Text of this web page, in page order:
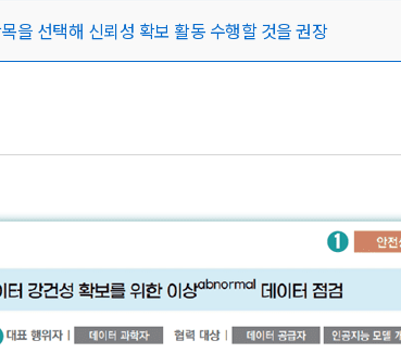
을 선택해 신뢰성 확보 활동 수행할 것을 권장